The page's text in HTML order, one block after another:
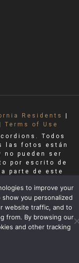
Residents
|
Terms of Use
Todos
las fotos están
pueden ser
por escrito de
parte de este
to improve your
you personalized
website traffic, and to
from. By browsing our
and other tracking